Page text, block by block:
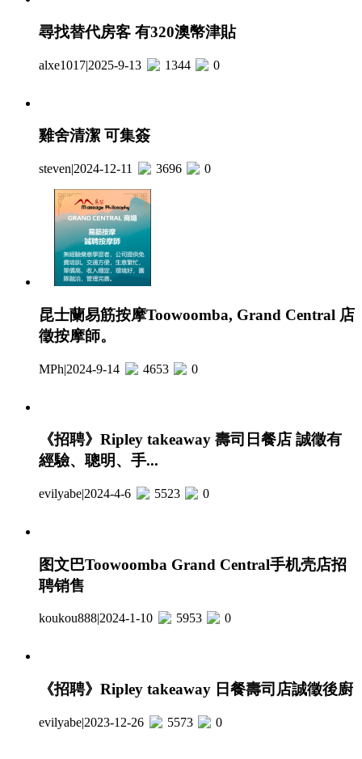
尋找替代房客 有320澳幣津貼
alxe1017|2025-9-13 1344 0
雞舍清潔 可集簽
steven|2024-12-11 3696 0
昆士蘭易筋按摩Toowoomba, Grand Central 店
徵按摩師。
MPh|2024-9-14 4653 0
《招聘》Ripley takeaway 壽司日餐店 誠徵有
經驗、聰明、手...
evilyabe|2024-4-6 5523 0
图文巴Toowoomba Grand Central手机壳店招
聘销售
koukou888|2024-1-10 5953 0
《招聘》Ripley takeaway 日餐壽司店誠徵後廚
evilyabe|2023-12-26 5573 0